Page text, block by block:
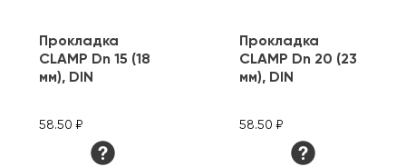
Прокладка
CLAMP Dn 15 (18
мм), DIN
58.50 ₽
Прокладка
CLAMP Dn 20 (23
мм), DIN
58.50 ₽